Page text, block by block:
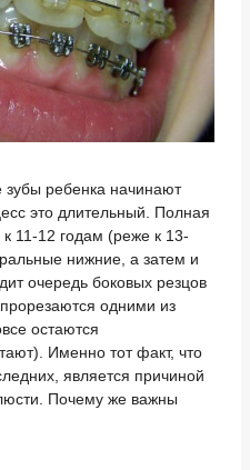
зубы ребенка начинают
это длительный. Полная
11-12 годам (реже к 13-
нижние, а затем и
очередь боковых резцов
одними из
остаются
Именно тот факт, что
является причиной
Почему же важны